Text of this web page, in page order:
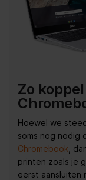
Zo
Hoewel we
soms nog nodig
Chromebook ,
printen zoals je
eerst aansluiten